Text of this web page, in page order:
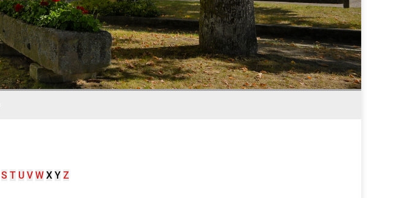
S T U V W X Y Z